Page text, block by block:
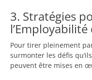
3. Stratégies
Pour tirer pleinement
surmonter les défis
peuvent être mises en